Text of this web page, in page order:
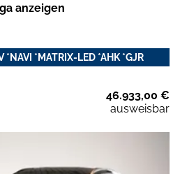
anzeigen
*NAVI *MATRIX-LED *AHK *GJR
46.933,00 €
ausweisbar